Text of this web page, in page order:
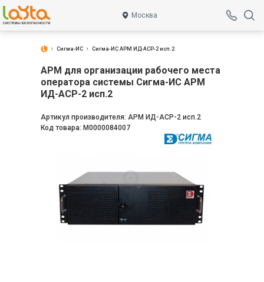
Москва
Сигма-ИС Сигма-ИС АРМ ИД-АСР-2 исп.2
АРМ для организации рабочего места
оператора системы Сигма-ИС АРМ
ИД-АСР-2 исп.2
Артикул производителя: АРМ ИД-АСР-2 исп.2
Код товара: М0000084007